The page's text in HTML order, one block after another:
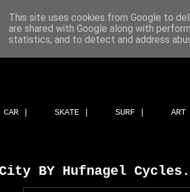
CAR | SKATE | SURF |
BY Hufnagel Cycles.
This site uses cookies from Google to
are shared with Google along with
statistics, and to detect and address